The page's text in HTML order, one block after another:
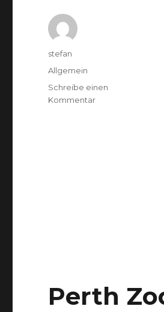
Autor
stefan
Kategorien
Allgemein
Schreibe einen
Kommentarzu
Perth